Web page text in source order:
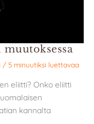
/ 5 minuutiksi luettavaa
eliitti? Onko eliitti
kannalta